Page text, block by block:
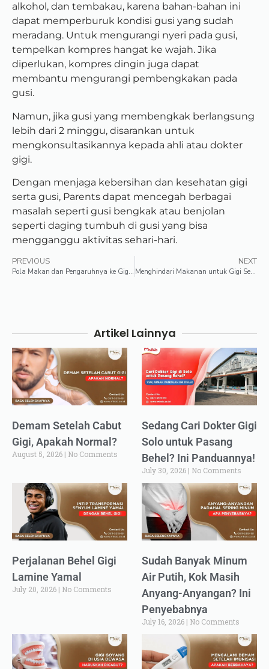
alkohol, dan tembakau, karena bahan-bahan ini
dapat memperburuk kondisi gusi yang sudah
meradang. Untuk mengurangi nyeri pada gusi,
tempelkan kompres hangat ke wajah. Jika
diperlukan, kompres dingin juga dapat
membantu mengurangi pembengkakan pada
gusi.
Namun, jika gusi yang membengkak berlangsung
lebih dari 2 minggu, disarankan untuk
mengkonsultasikannya kepada ahli atau dokter
gigi.
Dengan menjaga kebersihan dan kesehatan gigi
serta gusi, Parents dapat mencegah berbagai
masalah seperti gusi bengkak atau benjolan
seperti daging tumbuh di gusi yang bisa
mengganggu aktivitas sehari-hari.
PREVIOUS
Pola Makan dan Pengaruhnya ke Gigi Keropos
NEXT
Menghindari Makanan untuk Gigi Sensitif: Panduan Lengkap
Artikel Lainnya
Demam Setelah Cabut
Gigi, Apakah Normal?
August 5, 2026 No Comments
Sedang Cari Dokter Gigi
Solo untuk Pasang
Behel? Ini Panduannya!
July 30, 2026 No Comments
Perjalanan Behel Gigi
Lamine Yamal
July 20, 2026 No Comments
Sudah Banyak Minum
Air Putih, Kok Masih
Anyang-Anyangan? Ini
Penyebabnya
July 16, 2026 No Comments